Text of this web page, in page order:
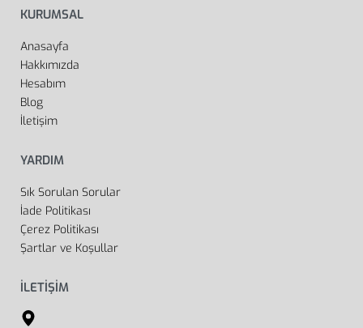
KURUMSAL
Anasayfa
Hakkımızda
Hesabım
Blog
İletişim
YARDIM
Sık Sorulan Sorular
İade Politikası
Çerez Politikası
Şartlar ve Koşullar
İLETİŞİM